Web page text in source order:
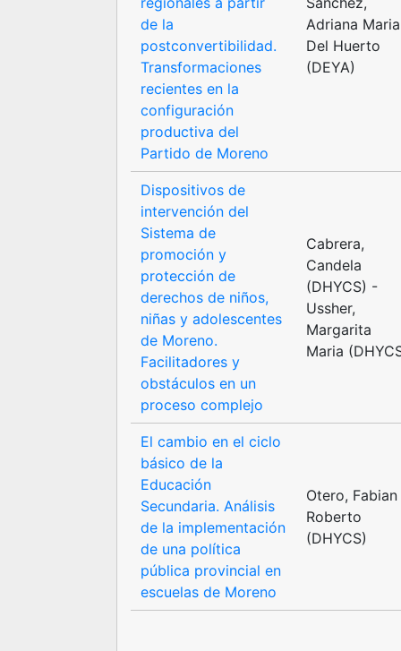
de la
postconvertibilidad.
Transformaciones
recientes en la
configuración
productiva del
Partido de Moreno
Adriana Maria
Del Huerto
(DEYA)
Dispositivos de
intervención del
Sistema de
promoción y
protección de
derechos de niños,
niñas y adolescentes
de Moreno.
Facilitadores y
obstáculos en un
proceso complejo
Cabrera,
Candela
(DHYCS) -
Ussher,
Margarita
Maria
El cambio en el ciclo
básico de la
Educación
Secundaria. Análisis
de la implementación
de una política
pública provincial en
escuelas de Moreno
Otero, Fabian
Roberto
(DHYCS)